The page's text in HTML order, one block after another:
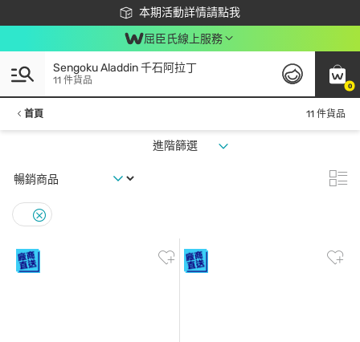
本期活動詳情請點我
下載app最高回饋$350
屈臣氏線上服務
0
Sengoku Aladdin 千石阿拉丁
11 件貨品
首頁 11 件貨品
進階篩選